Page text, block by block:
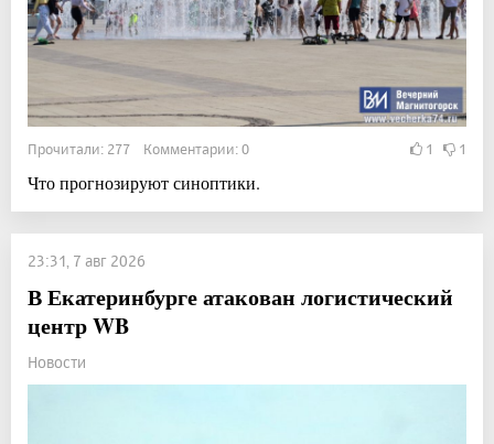
Прочитали: 277 Комментарии: 0 1 1
Что прогнозируют синоптики.
23:31, 7 авг 2026
В Екатеринбурге атакован логистический
центр WB
Новости